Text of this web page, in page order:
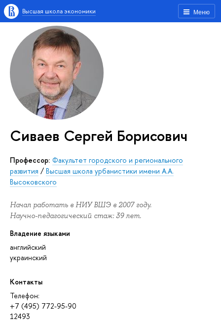
Меню
Высшая школа экономики
Сиваев Сергей Борисович
профессор: Факультет городского и регионального
развития / Высшая школа урбанистики имени А.А.
Высоковского
Начал работать в НИУ ВШЭ в 2007 году.
Научно-педагогический стаж: 39 лет.
Владение языками
английский
украинский
Контакты
Телефон:
+7 (495) 772-95-90
12493